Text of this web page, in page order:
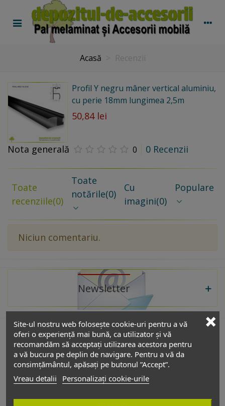
Acasă
Profil Y negru mâner vertical aluminiu,
cu perie 18mm lungimea 2,5m
50,84 lei
Nota generală 0 0 Recenzii
Toate
recenziile(0)
Toate
notările(0)
Cu
imagini(0)
Populare
Niciun comentariu.
Site-ul nostru web folosește cookie-uri pentru a vă
oferi o experiență mai bună, ca utilizator și vă
recomandăm să acceptați utilizarea acestora pentru
a vă bucura pe deplin de navigare. Pentru a vă da
consimțământul, apăsați pe butonul ”Accept”.
Vreau detalii
Personalizați cookie-urile
Newsletter
De interes
Catalog